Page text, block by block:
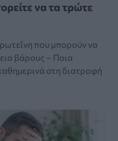
να τα τρώτε
που μπορούν να
βάρους – Ποια
στη διατροφή